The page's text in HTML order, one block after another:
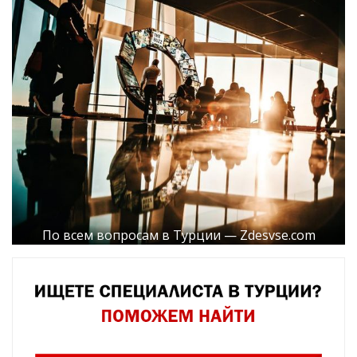
По всем вопросам в Турции — Zdesvse.com